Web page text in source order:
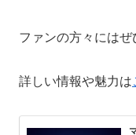
ファンの方々にはぜ
詳しい情報や魅力は